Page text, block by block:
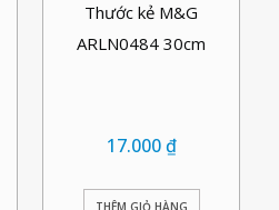
Thước kẻ M&G
ARLN0484 30cm
17.000₫
THÊM GIỎ HÀNG